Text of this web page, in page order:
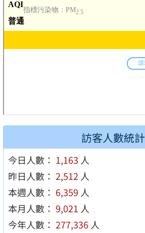
訪客人數統計
今日人數： 1,163 人
昨日人數： 2,512 人
本週人數： 6,359 人
本月人數： 9,021 人
今年人數： 277,336 人